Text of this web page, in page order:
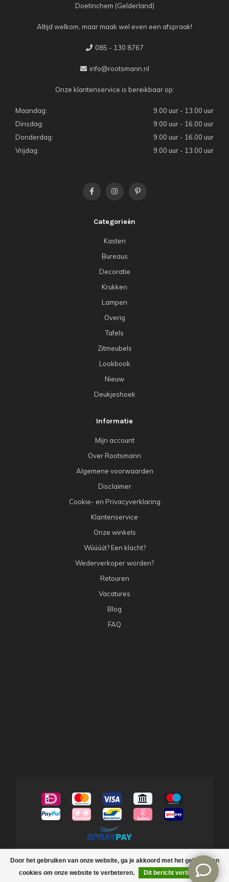
Door het gebruiken van onze website, ga je akkoord met het gebruik van
cookies om onze website te verbeteren.
Dit bericht verbergen
Doetinchem (Gelderland)
Altijd welkom, maar maak wel even een afspraak!
085 - 130 8767
info@rootsmann.nl
Onze klantenservice is bereikbaar op:
Maandag:
9.00 uur - 13.00 uur
Dinsdag:
9.00 uur - 16.00 uur
Donderdag:
9.00 uur - 16.00 uur
Vrijdag:
9.00 uur - 13.00 uur
Categorieën
Kasten
Bureaus
Decoratie
Krukken
Lampen
Overig
Tafels
Zitmeubels
Lookbook
Nieuw
Deukjeshoek
Informatie
Mijn account
Over Rootsmann
Algemene voorwaarden
Disclaimer
Cookie- en Privacyverklaring
Klantenservice
Onze winkels
Wúúúút? Een klacht?
Wederverkoper worden?
Retouren
Vacatures
Blog
FAQ